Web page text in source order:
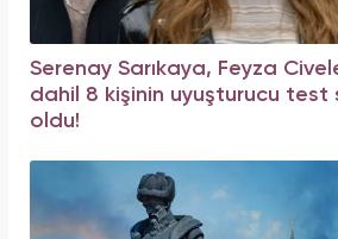
Serenay Sarıkaya, Feyza
dahil 8 kişinin uyuşturucu test
oldu!